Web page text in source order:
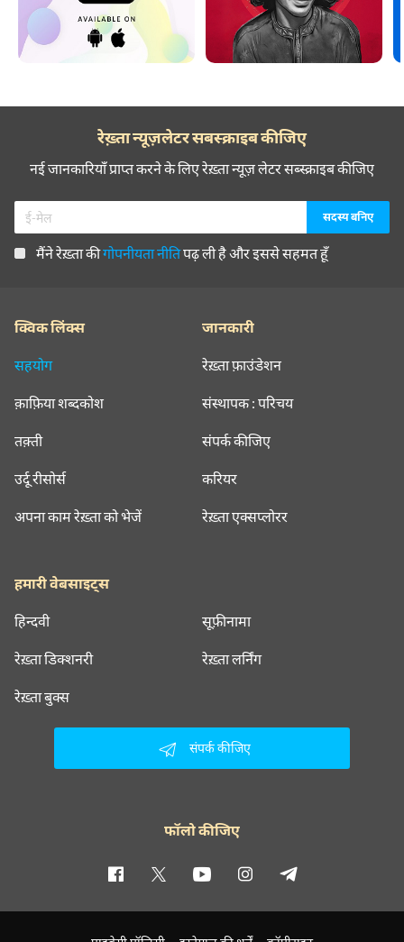
रेख़्ता न्यूज़लेटर सबस्क्राइब कीजिए
नई जानकारियाँ प्राप्त करने के लिए रेख़्ता न्यूज़ लेटर सब्स्क्राइब कीजिए
मैंने रेख़्ता कीगोपनीयता नीतिपढ़ ली है और इससे सहमत हूँ
क्विक लिंक्स
सहयोग
क़ाफ़िया शब्दकोश
तक़्ती
उर्दू रीसोर्स
अपना काम रेख़्ता को भेजें
जानकारी
रेख़्ता फ़ाउंडेशन
संस्थापक : परिचय
संपर्क कीजिए
करियर
रेख़्ता एक्सप्लोरर
हमारी वेबसाइट्स
हिन्दवी सूफ़ीनामा
रेख़्ता डिक्शनरी रेख़्ता लर्निंग
रेख़्ता बुक्स
संपर्क कीजिए
फॉलो कीजिए